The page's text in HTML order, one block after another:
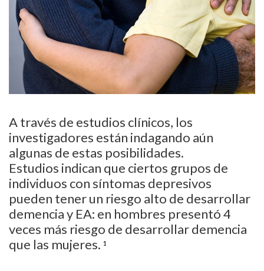
A través de estudios clínicos, los
investigadores están indagando aún
algunas de estas posibilidades.
Estudios indican que ciertos grupos de
individuos con síntomas depresivos
pueden tener un riesgo alto de desarrollar
demencia y EA: en hombres presentó 4
veces más riesgo de desarrollar demencia
que las mujeres. 1